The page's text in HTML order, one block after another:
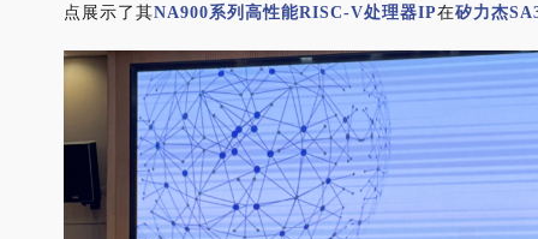
点展示了其NA900系列高性能RISC-V处理器IP在矽力杰